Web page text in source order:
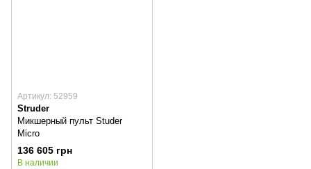
Артикул: 52959
Struder
Микшерный пульт Studer
Micro
136 605 грн
В наличии